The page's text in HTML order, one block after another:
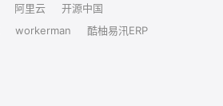
阿里云
开源中国
workerman
酷柚易汛ERP